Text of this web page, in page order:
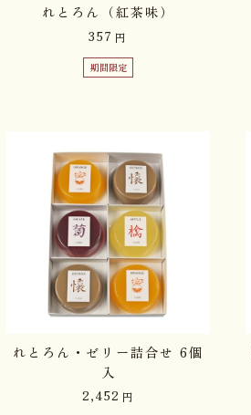
れとろん（紅茶味）
357 円
期間限定
れとろん・ゼリー詰合せ 6個
入
2,452 円